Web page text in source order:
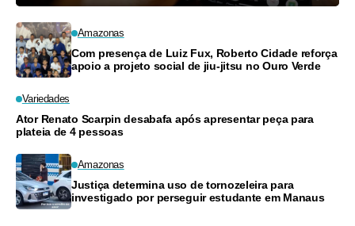
Amazonas
Com presença de Luiz Fux, Roberto Cidade reforça
apoio a projeto social de jiu-jitsu no Ouro Verde
Variedades
Ator Renato Scarpin desabafa após apresentar peça para
plateia de 4 pessoas
Amazonas
Justiça determina uso de tornozeleira para
investigado por perseguir estudante em Manaus